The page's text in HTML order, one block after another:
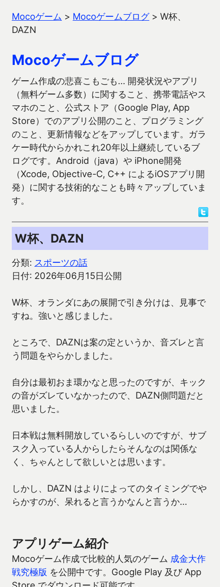
Mocoゲーム > Mocoゲームブログ> W杯、
DAZN
Mocoゲームブログ
ゲーム作成の悲喜こもごも… 開発状況やアプリ
（無料ゲーム多数）に関すること、携帯電話やス
マホのこと、公式ストア（Google Play, App
Store）でのアプリ公開のこと、プログラミング
のこと、更新情報などをアップしています。ガラ
ケー時代からかれこれ20年以上継続しているブ
ログです。Android（java）や iPhone開発
（Xcode, Objective-C, C++ によるiOSアプリ開
発）に関する技術的なことも時々アップしていま
す。
W杯、DAZN
分類: スポーツの話
日付: 2026年06月15日公開
W杯、オランダにあの展開で引き分けは、見事で
すね。強いと感じました。
ところで、DAZNは案の定というか、音ズレと言
う問題をやらかしました。
自分は最初おま環かなと思ったのですが、キック
の音がズレていなかったので、DAZN側問題だと
思いました。
日本戦は無料開放しているらしいのですが、サブ
スク入っている人からしたらそんなのは関係な
く、ちゃんとして欲しいとは思います。
しかし、DAZN はよりによってのタイミングでや
らかすのが、呆れると言うかなんと言うか…
アプリゲーム紹介
Mocoゲーム作成で比較的人気のゲーム 成金大作
戦究極版 を公開中です。Google Play 及び App